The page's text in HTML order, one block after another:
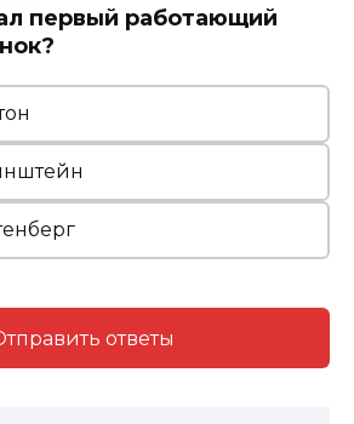
первый работающий
ответы